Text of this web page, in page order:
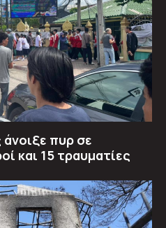
πυρ σε
και 15 τραυματίες